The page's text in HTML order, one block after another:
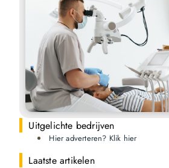
Uitgelichte bedrijven
Hier adverteren? Klik hier
Laatste artikelen